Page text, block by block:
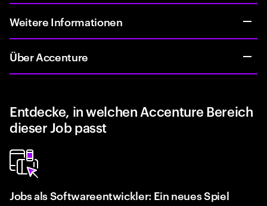
Weitere Informationen
Über Accenture
Entdecke, in welchen Accenture Bereich
dieser Job passt
Jobs als Softwareentwickler: Ein neues Spiel